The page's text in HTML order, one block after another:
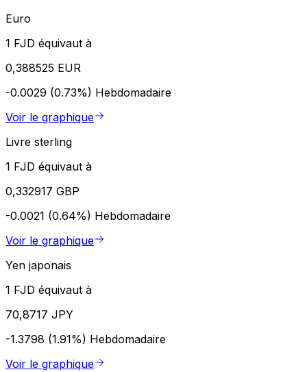
Euro
1 FJD équivaut à
0,388525 EUR
-0.0029 (0.73%) Hebdomadaire
Voir le graphique
Livre sterling
1 FJD équivaut à
0,332917 GBP
-0.0021 (0.64%) Hebdomadaire
Voir le graphique
Yen japonais
1 FJD équivaut à
70,8717 JPY
-1.3798 (1.91%) Hebdomadaire
Voir le graphique